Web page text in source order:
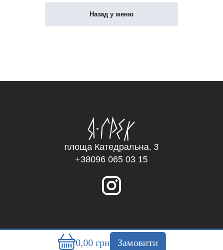
Назад у меню
площа Катедральна, 3
+38096 065 03 15
0,00 грн Замовити